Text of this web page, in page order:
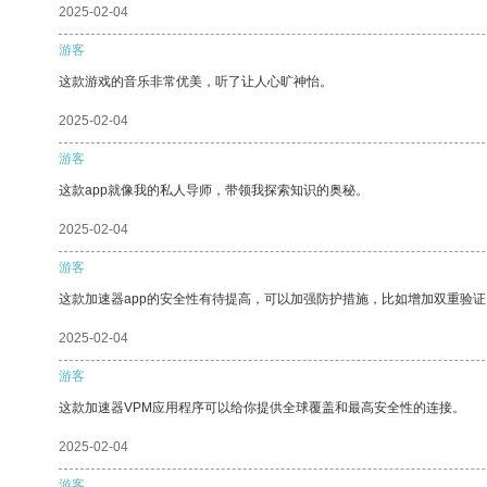
2025-02-04
游客
这款游戏的音乐非常优美，听了让人心旷神怡。
2025-02-04
游客
这款app就像我的私人导师，带领我探索知识的奥秘。
2025-02-04
游客
这款加速器app的安全性有待提高，可以加强防护措施，比如增加双重验
2025-02-04
游客
这款加速器VPM应用程序可以给你提供全球覆盖和最高安全性的连接。
2025-02-04